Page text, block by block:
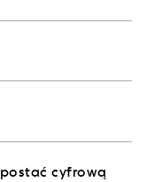
cyfrową